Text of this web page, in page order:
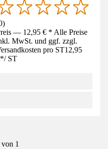
)
— 12,95 € * Alle Preise
MwSt. und ggf. zzgl.
pro ST12,95
*/ ST
1